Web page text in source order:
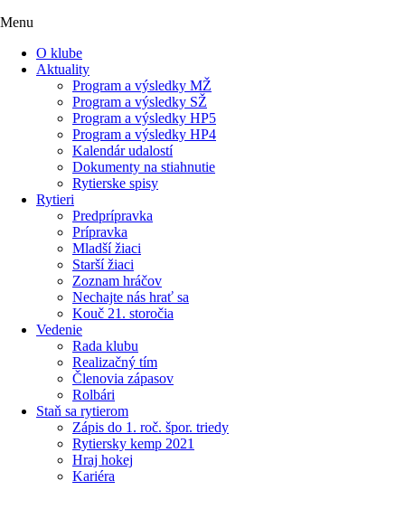
Menu
O klube
Aktuality
Program a výsledky MŽ
Program a výsledky SŽ
Program a výsledky HP5
Program a výsledky HP4
Kalendár udalostí
Dokumenty na stiahnutie
Rytierske spisy
Rytieri
Predprípravka
Prípravka
Mladší žiaci
Starší žiaci
Zoznam hráčov
Nechajte nás hrať sa
Kouč 21. storočia
Vedenie
Rada klubu
Realizačný tím
Členovia zápasov
Rolbári
Staň sa rytierom
Zápis do 1. roč. špor. triedy
Rytiersky kemp 2021
Hraj hokej
Kariéra